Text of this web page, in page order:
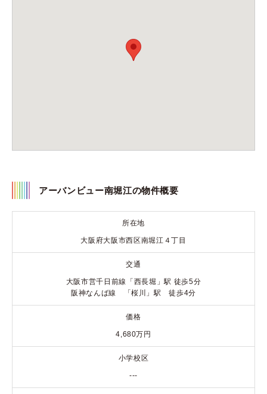
アーバンビュー南堀江の物件概要
所在地
大阪府大阪市西区南堀江４丁目
交通
大阪市営千日前線「西長堀」駅 徒歩5分
阪神なんば線 「桜川」駅 徒歩4分
価格
4,680万円
小学校区
---